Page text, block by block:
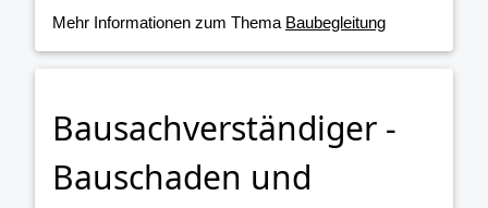
Mehr Informationen zum Thema Baubegleitung
Bausachverständiger -
Bauschaden und